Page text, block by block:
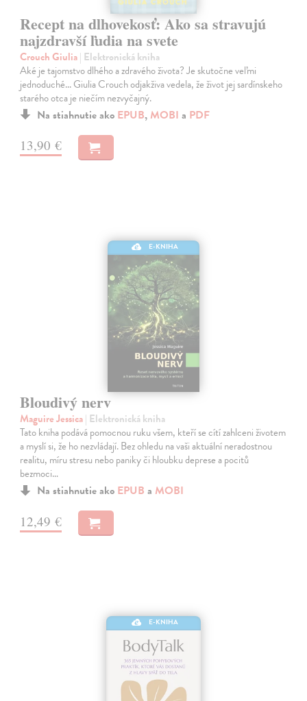
Recept na dlhovekosť: Ako sa stravujú
najzdravší ľudia na svete
Crouch Giulia| Elektronická kniha
Aké je tajomstvo dlhého a zdravého života? Je skutočne veľmi
jednoduché... Giulia Crouch odjakživa vedela, že život jej sardínskeho
starého otca je niečím nezvyčajný.
Na stiahnutie ako EPUB, MOBI a PDF
13,90 €
E-KNIHA
Bloudivý nerv
Maguire Jessica| Elektronická kniha
Tato kniha podává pomocnou ruku všem, kteří se cítí zahlceni životem
a myslí si, že ho nezvládají. Bez ohledu na vaši aktuální neradostnou
realitu, míru stresu nebo paniky či hloubku deprese a pocitů
bezmoci…
Na stiahnutie ako EPUB a MOBI
12,49 €
E-KNIHA